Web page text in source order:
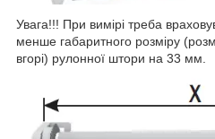
Увага!!! При вимірі треба
менше габаритного розміру
вгорі) рулонної штори на 33 мм.